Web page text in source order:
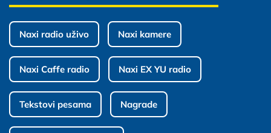
Naxi radio uživo Naxi kamere
Naxi Caffe radio Naxi EX YU radio
Tekstovi pesama Nagrade